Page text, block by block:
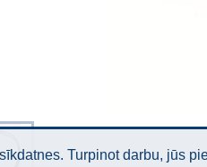
Turpinot darbu, jūs